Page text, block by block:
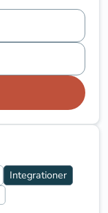
Integrationer